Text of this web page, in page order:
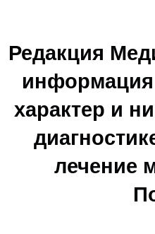
Редакция
информация
характер и
лечение